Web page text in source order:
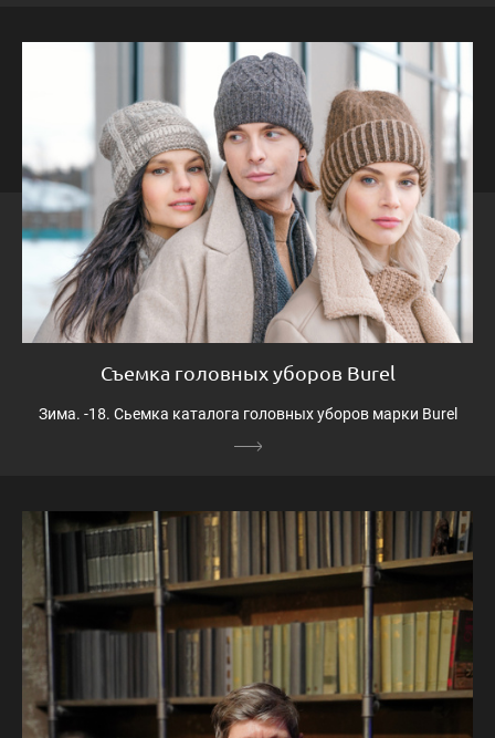
Съемка головных уборов Burel
Зима. -18. Сьемка каталога головных уборов марки Burel